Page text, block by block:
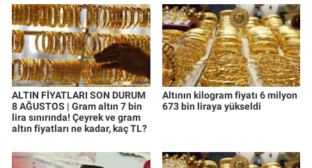
ALTIN FİYATLARI SON DURUM
8 AĞUSTOS | Gram altın 7 bin
lira sınırında! Çeyrek ve gram
altın fiyatları ne kadar, kaç TL?
Altının kilogram fiyatı 6 milyon
673 bin liraya yükseldi